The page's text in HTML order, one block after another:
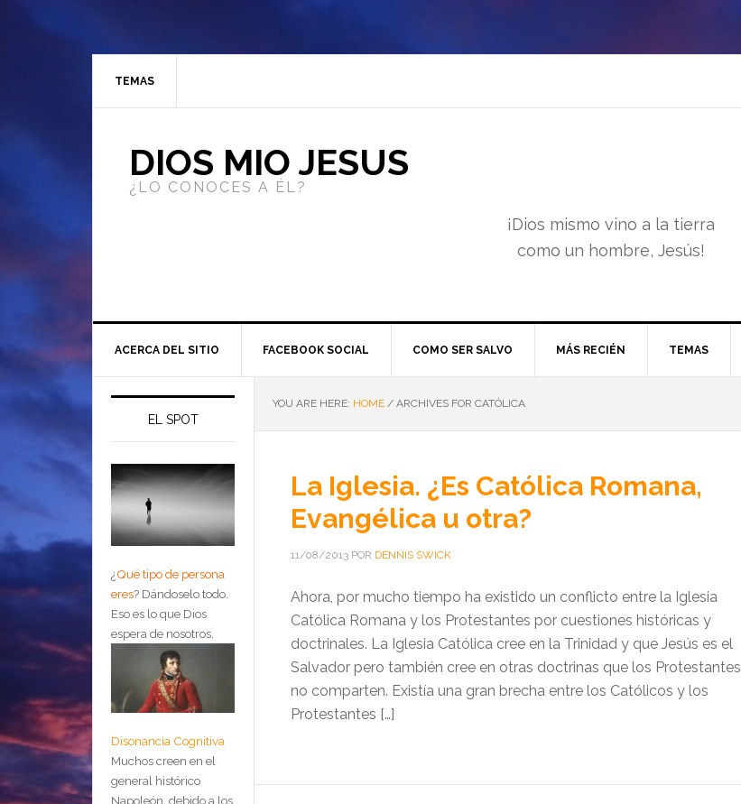
TEMAS
DIOS MIO JESUS
¿LO CONOCES A ÉL?
¡Dios mismo vino a la tierra
como un hombre, Jesús!
ACERCA DEL SITIO FACEBOOK SOCIAL COMO SER SALVO MÁS RECIÉN TEMAS
YOU ARE HERE: HOME / ARCHIVES FOR CATÓLICA
La Iglesia. ¿Es Católica Romana,
Evangélica u otra?
11/08/2013 POR DENNIS SWICK
Ahora, por mucho tiempo ha existido un conflicto entre la Iglesia
Católica Romana y los Protestantes por cuestiones históricas y
doctrinales. La Iglesia Católica cree en la Trinidad y que Jesús es el
Salvador pero también cree en otras doctrinas que los Protestantes
no comparten. Existía una gran brecha entre los Católicos y los
Protestantes […]
EL SPOT
¿Qué tipo de persona
eres? Dándoselo todo.
Eso es lo que Dios
espera de nosotros.
Disonancia Cognitiva
Muchos creen en el
general histórico
Napoleón, debido a los